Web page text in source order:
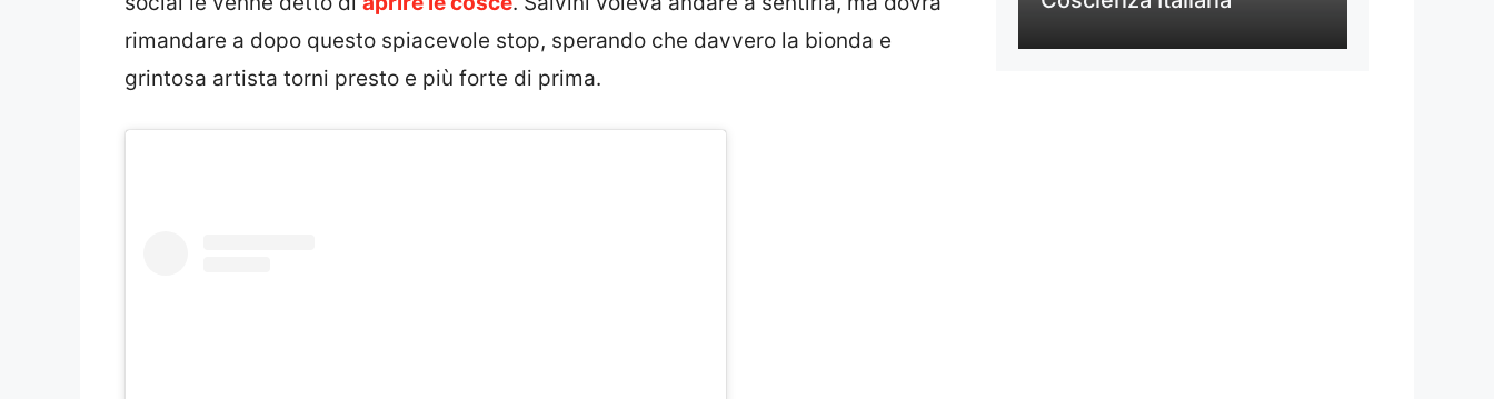
rimandare a dopo questo spiacevole stop, sperando che davvero la bionda e
grintosa artista torni presto e più forte di prima.